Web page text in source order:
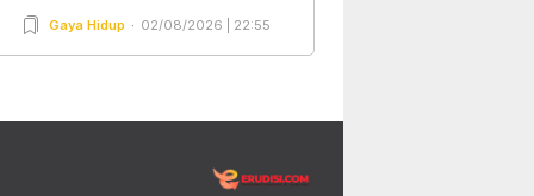
Gaya Hidup 02/08/2026 | 22:55